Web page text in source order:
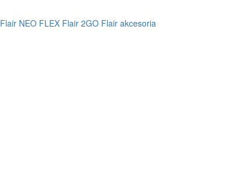
Flair NEO FLEX Flair 2GO Flair akcesoria